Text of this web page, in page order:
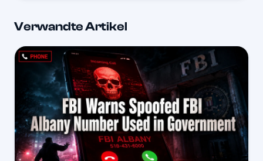
Verwandte Artikel